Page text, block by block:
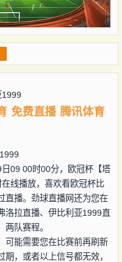
1999
免费直播 腾讯体育
09 00时00分，欧冠杯【塔
线播放，喜欢看欧冠杯比
直播。劲球直播网还为您在
洛拉直播、伊比利亚1999直
队赛程。
可能需要您在比赛前再刷新
，或者以上信号都无效，